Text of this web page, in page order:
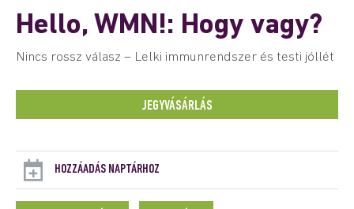
Hello, WMN!: Hogy vagy?
Nincs rossz válasz – Lelki immunrendszer és testi jóllét
JEGYVÁSÁRLÁS
HOZZÁADÁS NAPTÁRHOZ